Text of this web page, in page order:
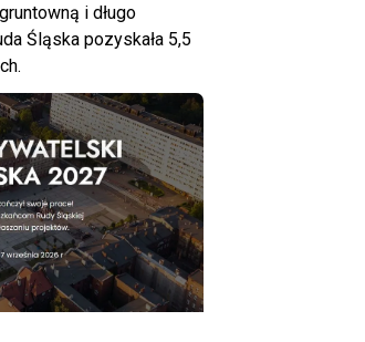
i długo
Śląska pozyskała 5,5